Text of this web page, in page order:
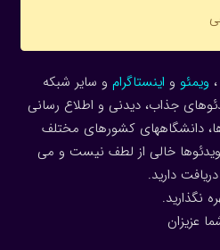
، ویمئو و اینستاگرام و سایر شبکه
جذاب، دیدنی و اطلاع رسانی
ها، دانشگاههای کشورهای مختلف
خالی از لطف نیست و می
دارید.
نگذارید.
عزیزان